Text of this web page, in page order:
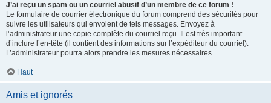
J’ai reçu un spam ou un courriel abusif d’un membre de ce forum !
Le formulaire de courrier électronique du forum comprend des sécurités pour
suivre les utilisateurs qui envoient de tels messages. Envoyez à
l’administrateur une copie complète du courriel reçu. Il est très important
d’inclure l’en-tête (il contient des informations sur l’expéditeur du courriel).
L’administrateur pourra alors prendre les mesures nécessaires.
Haut
Amis et ignorés